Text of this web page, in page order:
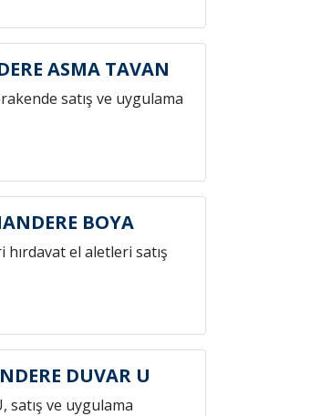
ASMA TAVAN
satış ve uygulama
BOYA
el aletleri satış
DUVAR U
satış ve uygulama